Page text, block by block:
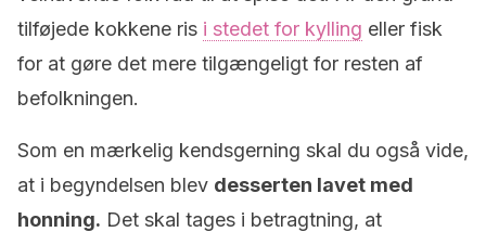
tilføjede kokkene ris i stedet for kylling eller fisk
for at gøre det mere tilgængeligt for resten af
befolkningen.
Som en mærkelig kendsgerning skal du også vide,
at i begyndelsen blev desserten lavet med
honning. Det skal tages i betragtning, at